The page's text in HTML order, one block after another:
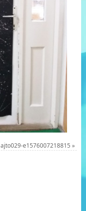
ajto029-e1576007218815 »